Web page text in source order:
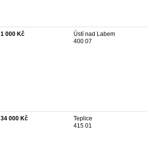
1 000 Kč
Ústí nad Labem
400 07
34 000 Kč
Teplice
415 01